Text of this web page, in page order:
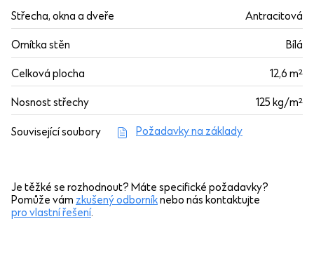
Střecha, okna a dveře Antracitová
Omítka stěn Bílá
Celková plocha 12,6 m²
Nosnost střechy 125 kg/m²
Související soubory Požadavky na základy
Je těžké se rozhodnout? Máte specifické požadavky?
Pomůže vám zkušený odborníknebo nás kontaktujte
pro vlastní řešení.